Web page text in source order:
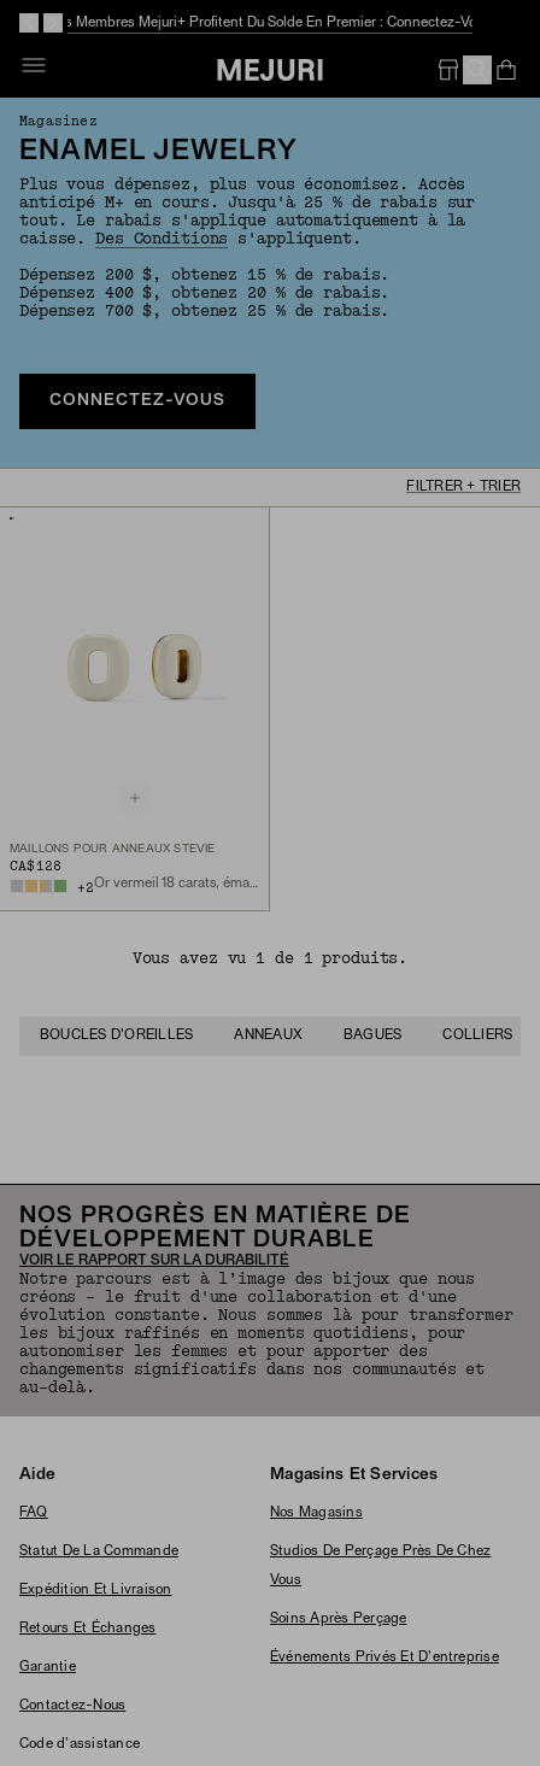
Les Membres Mejuri+ Profitent Du Solde En Premier : Connectez-Vous
Magasinez
ENAMEL JEWELRY
Plus vous dépensez, plus vous économisez. Accès
anticipé M+ en cours. Jusqu'à 25 % de rabais sur
tout. Le rabais s'applique automatiquement à la
caisse.Des Conditions s'appliquent.
Dépensez 200 $, obtenez 15 % de rabais.
Dépensez 400 $, obtenez 20 % de rabais.
Dépensez 700 $, obtenez 25 % de rabais.
CONNECTEZ-VOUS
FILTRER + TRIER
MAILLONS POUR ANNEAUX STEVIE
CA$128
+2 Or vermeil 18 carats, émail crème
Vous avez vu 1 de 1 produits.
BOUCLES D'OREILLES ANNEAUX BAGUES COLLIERS
NOS PROGRÈS EN MATIÈRE DE
DÉVELOPPEMENT DURABLE
VOIR LE RAPPORT SUR LA DURABILITÉ
Notre parcours est à l’image des bijoux que nous
créons – le fruit d'une collaboration et d'une
évolution constante. Nous sommes là pour transformer
les bijoux raffinés en moments quotidiens, pour
autonomiser les femmes et pour apporter des
changements significatifs dans nos communautés et
au-delà.
Aide
FAQ
Statut De La Commande
Expédition Et Livraison
Retours Et Échanges
Garantie
Contactez-Nous
Code d'assistance
Magasins Et Services
Nos Magasins
Studios De Perçage Près De Chez
Vous
Soins Après Perçage
Événements Privés Et D'entreprise